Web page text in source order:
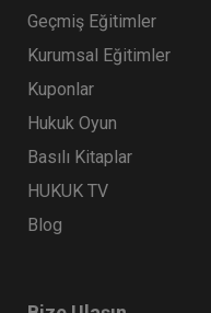
Geçmiş Eğitimler
Kurumsal Eğitimler
Kuponlar
Hukuk Oyun
Basılı Kitaplar
HUKUK TV
Blog